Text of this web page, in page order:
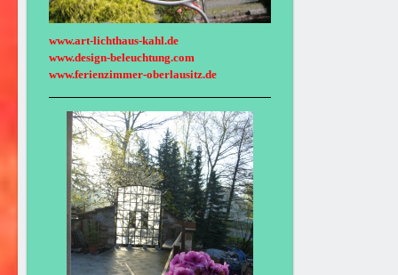
www.art-lichthaus-kahl.de
www.design-beleuchtung.com
www.ferienzimmer-oberlausitz.de